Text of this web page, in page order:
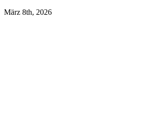
März 8th, 2026